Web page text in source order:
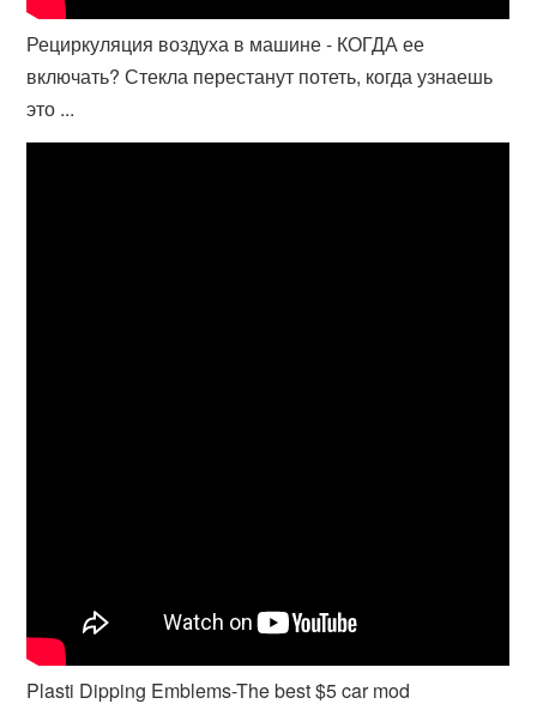
Рециркуляция воздуха в машине - КОГДА ее
включать? Стекла перестанут потеть, когда узнаешь
это ...
Plasti Dipping Emblems-The best $5 car mod